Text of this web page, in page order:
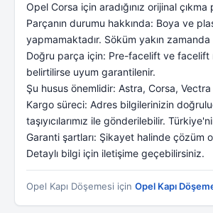
Opel Corsa için aradığınız orijinal
Parçanın durumu hakkında: Boya ve
yapmamaktadır. Söküm yakın
Doğru parça için: Pre-facelift ve facelift
belirtilirse uyum garantilenir.
Şu husus önemlidir: Astra, Corsa,
Kargo süreci: Adres bilgilerinizin
taşıyıcılarımız ile gönderilebilir.
Garanti şartları: Şikayet halinde çözüm
Detaylı bilgi için iletişime geçebilirsiniz.
Opel Kapı Döşemesi için Opel Kapı